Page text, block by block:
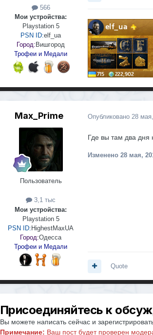
566
Мои устройства:
Playstation 5
PSN ID:elf_ua
Город:Вишгород
Трофеи и Медали
Max_Prime
Пользователь
3,1 тыс
Мои устройства:
Playstation 5
PSN ID:HighestMaxUA
Город:Одесса
Трофеи и Медали
Опубликовано 28
Где вы там два дня
Изменено 28 мая,
Quote
Присоединяйтесь к
Вы можете написать сейчас и
Примечание: Ваш пост будет проверен